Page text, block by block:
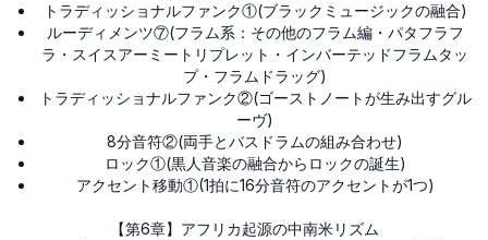
トラディッショナルファンク①(ブラックミュージックの融合)
ルーディメンツ⑦(フラム系：その他のフラム編・パタフラフ
ラ・スイスアーミートリプレット・インバーテッドフラムタッ
プ・フラムドラッグ)
トラディッショナルファンク②(ゴーストノートが生み出すグル
ーヴ)
8分音符②(両手とバスドラムの組み合わせ)
ロック①(黒人音楽の融合からロックの誕生)
アクセント移動①(1拍に16分音符のアクセントが1つ)
【第6章】アフリカ起源の中南米リズム